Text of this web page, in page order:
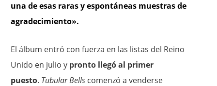
una de esas raras y espontáneas muestras de
agradecimiento».
El álbum entró con fuerza en las listas del Reino
Unido en julio y pronto llegó al primer
puesto. Tubular Bells comenzó a venderse